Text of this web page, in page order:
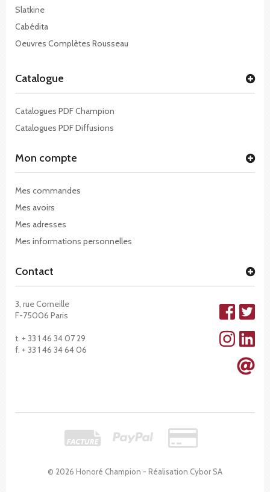
© 2026 Honoré Champion - Réalisation Cybor SA
Slatkine
Cabédita
Oeuvres Complètes Rousseau
Catalogue
Catalogues PDF Champion
Catalogues PDF Diffusions
Mon compte
Mes commandes
Mes avoirs
Mes adresses
Mes informations personnelles
Contact
3, rue Corneille
F-75006 Paris
t. + 33 1 46 34 07 29
f. + 33 1 46 34 64 06